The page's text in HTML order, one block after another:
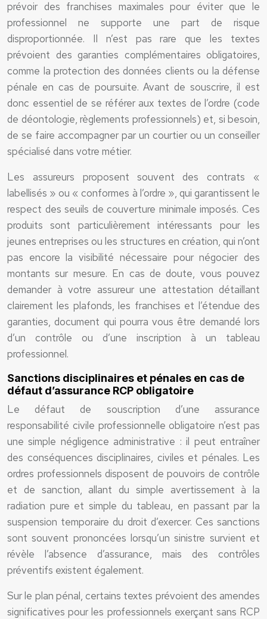
prévoir des franchises maximales pour éviter que le
professionnel ne supporte une part de risque
disproportionnée. Il n’est pas rare que les textes
prévoient des garanties complémentaires obligatoires,
comme la protection des données clients ou la défense
pénale en cas de poursuite. Avant de souscrire, il est
donc essentiel de se référer aux textes de l’ordre (code
de déontologie, règlements professionnels) et, si besoin,
de se faire accompagner par un courtier ou un conseiller
spécialisé dans votre métier.
Les assureurs proposent souvent des contrats «
labellisés » ou « conformes à l’ordre », qui garantissent le
respect des seuils de couverture minimale imposés. Ces
produits sont particulièrement intéressants pour les
jeunes entreprises ou les structures en création, qui n’ont
pas encore la visibilité nécessaire pour négocier des
montants sur mesure. En cas de doute, vous pouvez
demander à votre assureur une attestation détaillant
clairement les plafonds, les franchises et l’étendue des
garanties, document qui pourra vous être demandé lors
d’un contrôle ou d’une inscription à un tableau
professionnel.
Sanctions disciplinaires et pénales en cas de
défaut d’assurance RCP obligatoire
Le défaut de souscription d’une assurance
responsabilité civile professionnelle obligatoire n’est pas
une simple négligence administrative : il peut entraîner
des conséquences disciplinaires, civiles et pénales. Les
ordres professionnels disposent de pouvoirs de contrôle
et de sanction, allant du simple avertissement à la
radiation pure et simple du tableau, en passant par la
suspension temporaire du droit d’exercer. Ces sanctions
sont souvent prononcées lorsqu’un sinistre survient et
révèle l’absence d’assurance, mais des contrôles
préventifs existent également.
Sur le plan pénal, certains textes prévoient des amendes
significatives pour les professionnels exerçant sans RCP